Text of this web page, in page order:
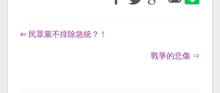
⇐ 民眾黨不排除急統？！
戰爭的悲傷 ⇒